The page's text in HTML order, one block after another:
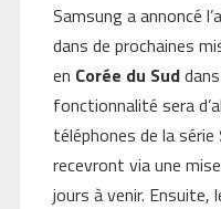
Samsung a annoncé
dans de prochaines
en Corée du Sud
fonctionnalité sera
téléphones de la série
recevront via une
jours à venir. Ensuite,